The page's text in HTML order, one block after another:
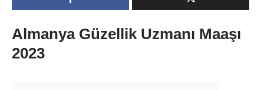
Almanya Güzellik Uzmanı Maaşı
2023